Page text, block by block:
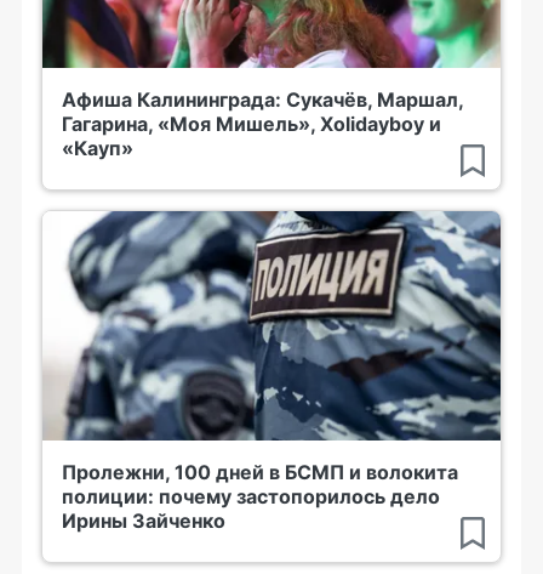
Афиша Калининграда: Сукачёв, Маршал,
Гагарина, «Моя Мишель», Xolidayboy и
«Кауп»
Пролежни, 100 дней в БСМП и волокита
полиции: почему застопорилось дело
Ирины Зайченко